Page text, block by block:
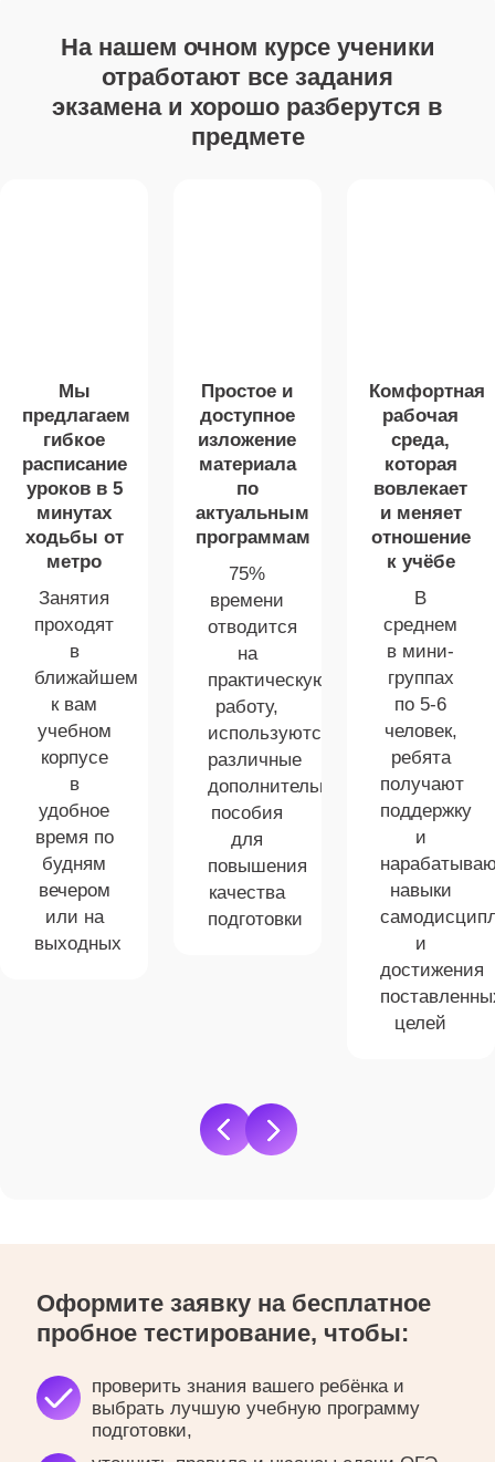
На нашем очном курсе ученики
отработают все задания
экзамена и хорошо разберутся в
предмете
Мы
предлагаем
гибкое
расписание
уроков в 5
минутах
ходьбы от
метро
Занятия
проходят
в
ближайшем
к вам
учебном
корпусе
в
удобное
время по
будням
вечером
или на
выходных
Простое и
доступное
изложение
материала
по
актуальным
программам
75%
времени
отводится
на
практическую
работу,
используются
различные
дополнительные
пособия
для
повышения
качества
подготовки
Комфортная
рабочая
среда,
которая
вовлекает
и меняет
отношение
к учёбе
В
среднем
в мини-
группах
по 5-6
человек,
ребята
получают
поддержку
и
навыки
и
достижения
целей
Оформите заявку на бесплатное
пробное тестирование, чтобы:
проверить знания вашего ребёнка и
выбрать лучшую учебную программу
подготовки,